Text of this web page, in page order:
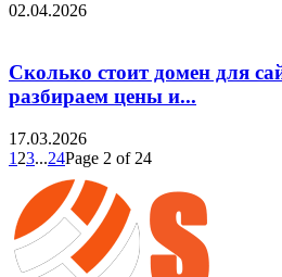
02.04.2026
Сколько стоит домен для
разбираем цены и...
17.03.2026
1 23...24Page 2 of 24